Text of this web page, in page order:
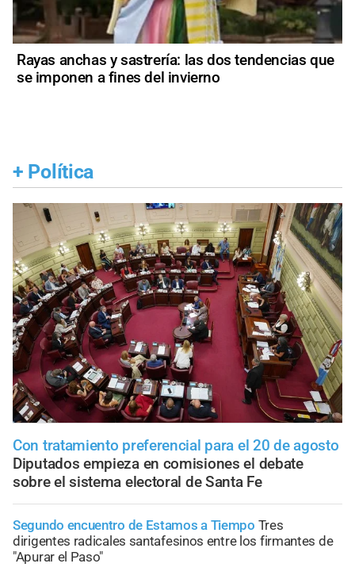
Rayas anchas y sastrería: las dos tendencias que
se imponen a fines del invierno
+ Política
Con tratamiento preferencial para el 20 de agosto
Diputados empieza en comisiones el debate
sobre el sistema electoral de Santa Fe
Segundo encuentro de Estamos a Tiempo Tres
dirigentes radicales santafesinos entre los firmantes de
"Apurar el Paso"